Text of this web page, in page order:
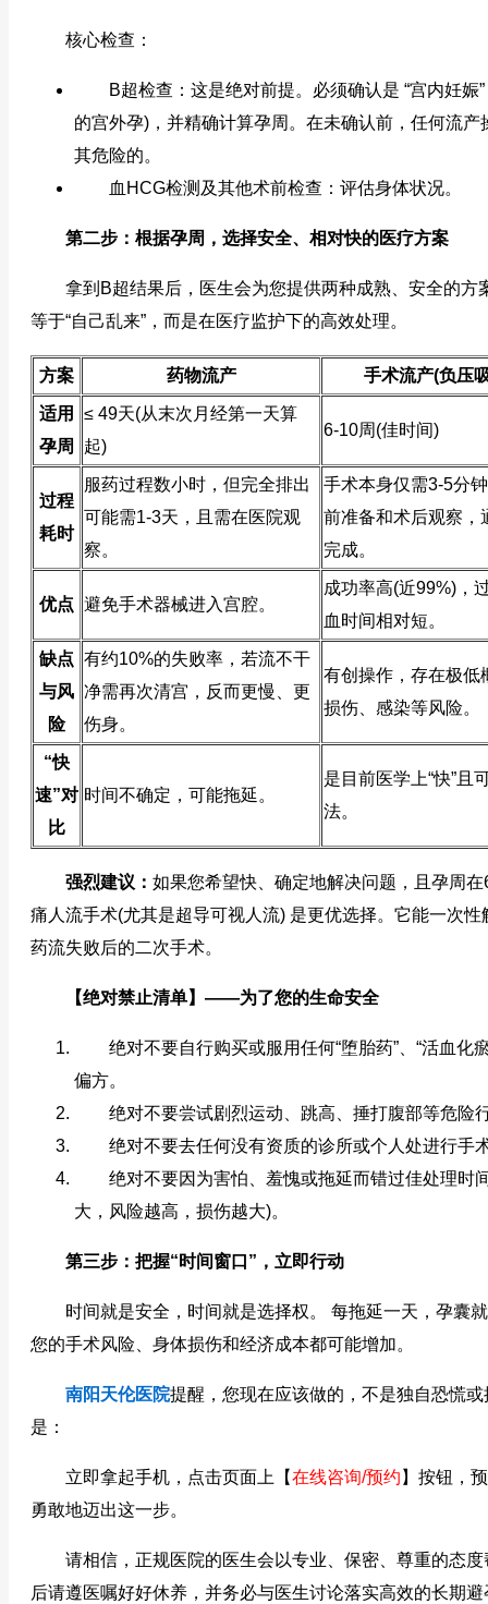
核心检查：
B超检查：这是绝对前提。必须确认是 “宫内妊娠”
的宫外孕)，并精确计算孕周。在未确认前，任何流产
其危险的。
血HCG检测及其他术前检查：评估身体状况。
第二步：根据孕周，选择安全、相对快的医疗方案
拿到B超结果后，医生会为您提供两种成熟、安全的方
等于“自己乱来”，而是在医疗监护下的高效处理。
方案 药物流产 手术流产(负压
适用
孕周
≤ 49天(从末次月经第一天算
起)
6-10周(佳时间)
过程
耗时
服药过程数小时，但完全排出
可能需1-3天，且需在医院观
察。
手术本身仅需3-5分
前准备和术后观察，
完成。
优点 避免手术器械进入宫腔。
成功率高(近99%)，
血时间相对短。
缺点
与风
险
有约10%的失败率，若流不干
净需再次清宫，反而更慢、更
伤身。
有创操作，存在极低
损伤、感染等风险。
“快
速”对
比
时间不确定，可能拖延。
是目前医学上“快”且
法。
强烈建议： 如果您希望快、确定地解决问题，且孕周
痛人流手术(尤其是超导可视人流) 是更优选择。它能一次性
药流失败后的二次手术。
【绝对禁止清单】——为了您的生命安全
绝对不要自行购买或服用任何“堕胎药”、“活血化
偏方。
绝对不要尝试剧烈运动、跳高、捶打腹部等危险
绝对不要去任何没有资质的诊所或个人处进行手
绝对不要因为害怕、羞愧或拖延而错过佳处理时
大，风险越高，损伤越大)。
第三步：把握“时间窗口”，立即行动
时间就是安全，时间就是选择权。 每拖延一天，孕囊
您的手术风险、身体损伤和经济成本都可能增加。
南阳天伦医院提醒，您现在应该做的，不是独自恐慌或
是：
立即拿起手机，点击页面上【在线咨询/预约 】按钮，
勇敢地迈出这一步。
请相信，正规医院的医生会以专业、保密、尊重的态度
后请遵医嘱好好休养，并务必与医生讨论落实高效的长期